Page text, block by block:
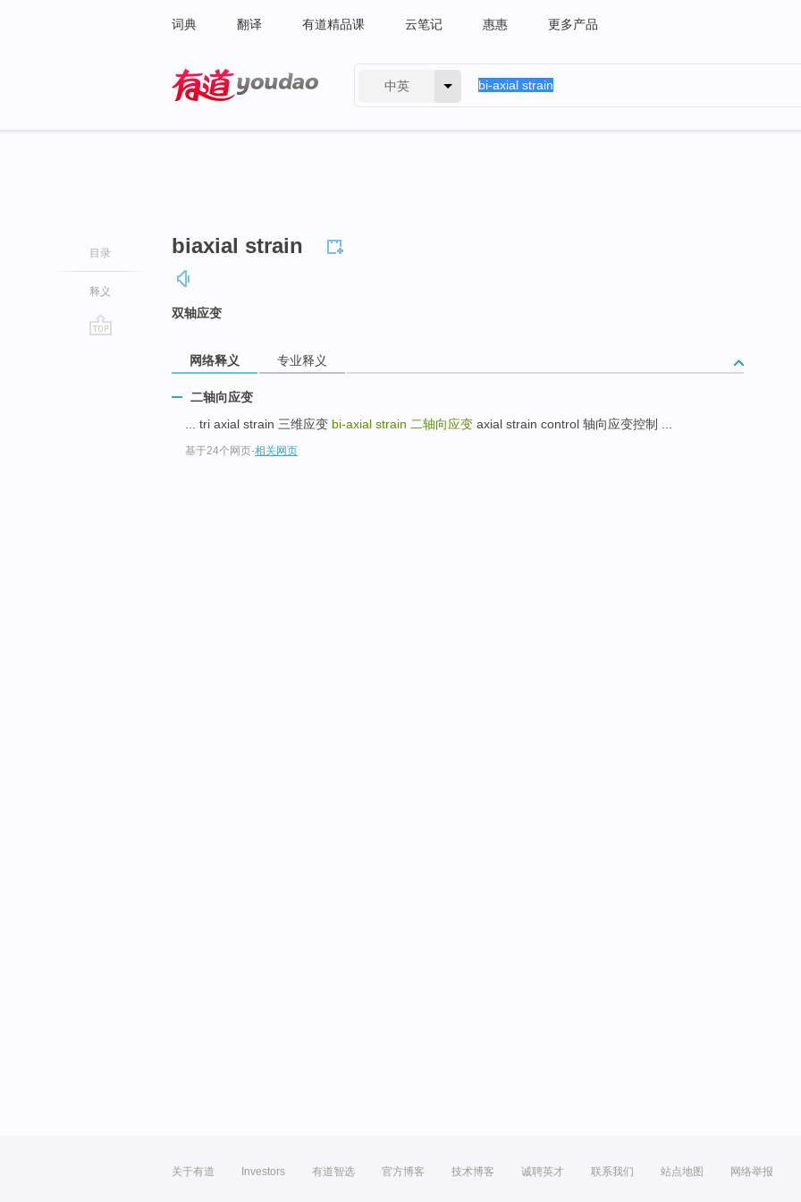
词典 翻译 有道精品课 云笔记 惠惠 更多产品
中英
目录
释义
biaxial strain
双轴应变
网络释义 专业释义
二轴向应变
... tri axial strain 三维应变 bi-axial strain 二轴向应变 axial strain control 轴向应变控制 ...
基于24个网页-相关网页
关于有道 Investors 有道智选 官方博客 技术博客 诚聘英才 联系我们 站点地图 网络举报